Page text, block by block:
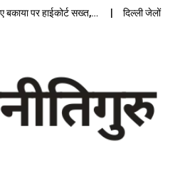
पर हाईकोर्ट सख्त,… दिल्ली जेलों में